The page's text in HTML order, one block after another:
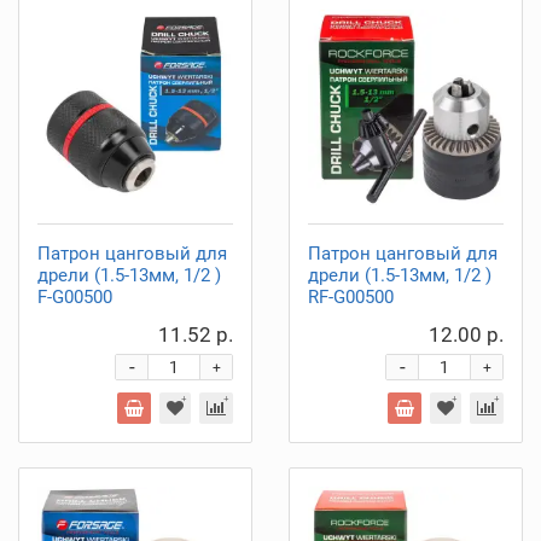
Патрон цанговый для
дрели (1.5-13мм, 1/2 )
F-G00500
11.52 р.
+
-
Патрон цанговый для
дрели (1.5-13мм, 1/2 )
RF-G00500
12.00 р.
+
-